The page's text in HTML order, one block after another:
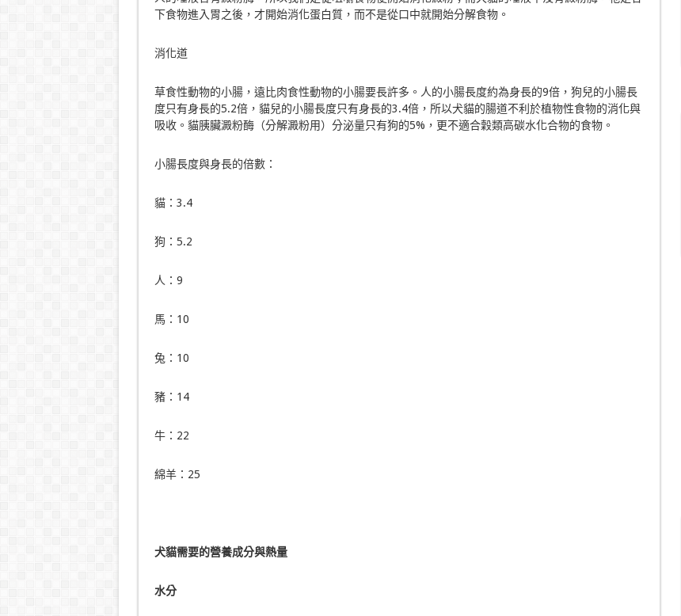
下食物進入胃之後，才開始消化蛋白質，而不是從口中就開始分解食物。
消化道
草食性動物的小腸，遠比肉食性動物的小腸要長許多。人的小腸長度約為身長的9倍，狗兒的小腸長
度只有身長的5.2倍，貓兒的小腸長度只有身長的3.4倍，所以犬貓的腸道不利於植物性食物的消化與
吸收。貓胰臟澱粉酶（分解澱粉用）分泌量只有狗的5%，更不適合穀類高碳水化合物的食物。
小腸長度與身長的倍數：
貓：3.4
狗：5.2
人：9
馬：10
兔：10
豬：14
牛：22
綿羊：25
犬貓需要的營養成分與熱量
水分